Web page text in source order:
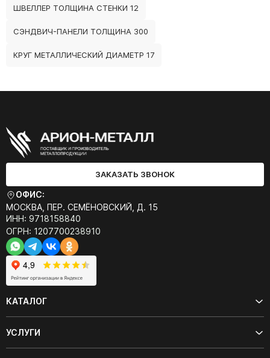
ШВЕЛЛЕР ТОЛЩИНА СТЕНКИ 12
СЭНДВИЧ-ПАНЕЛИ ТОЛЩИНА 300
КРУГ МЕТАЛЛИЧЕСКИЙ ДИАМЕТР 17
ЗАКАЗАТЬ ЗВОНОК
ОФИС:
МОСКВА, ПЕР. СЕМЁНОВСКИЙ, Д. 15
ИНН: 9718158840
ОГРН: 1207700238910
КАТАЛОГ
УСЛУГИ